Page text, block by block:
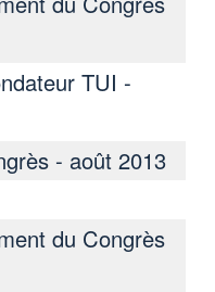
TUI -
- août 2013
du Congrès